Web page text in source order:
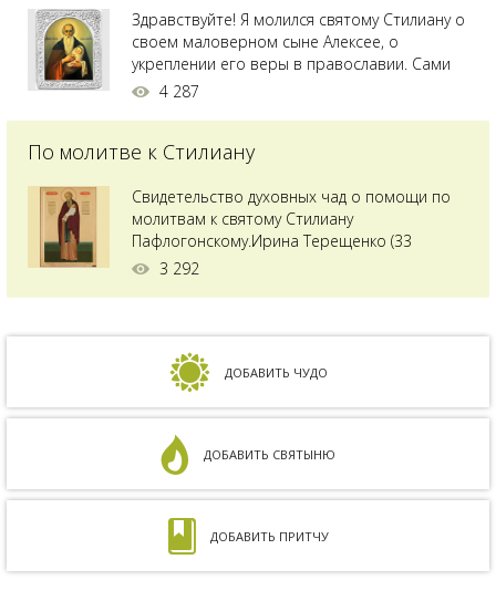
позже прочитав про него, узнала про
Преподобного...
Здравствуйте! Я молился святому Стилиану о
своем маловерном сыне Алексее, о
укреплении его веры в православии. Сами
мы с супругой воцерковлены. Через год
вершину. Приложились к множеству святынь
4 287
По молитве к Стилиану
Свидетельство духовных чад о помощи по
молитвам к святому Стилиану
Пафлогонскому.Ирина Терещенко (33
года):Мы с мужем долгое время пытались
на совместимость показал, что мы с мужем
несовместимы. Кроме того, мне ставили...
3 292
ДОБАВИТЬ ЧУДО
ДОБАВИТЬ СВЯТЫНЮ
ДОБАВИТЬ ПРИТЧУ